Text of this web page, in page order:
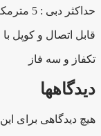
حداکثر دبی : 5 مترمکعب
قابل اتصال و کوپل با
تکفاز و سه فاز
دیدگاهها
هیچ دیدگاهی برای